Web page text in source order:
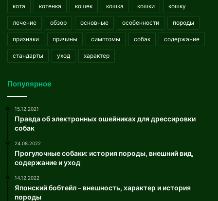
кота котенка кошек кошка кошки кошку
лечение обзор основные особенности породы
признаки причины симптомы собак содержание
стандарты уход характер
Популярное
15.12.2021
Правда об электронных ошейниках для дрессировки
собак
24.08.2022
Прогулочные собаки: история породы, внешний вид,
содержание и уход
14.12.2022
Японский бобтейл – внешность, характер и история
породы